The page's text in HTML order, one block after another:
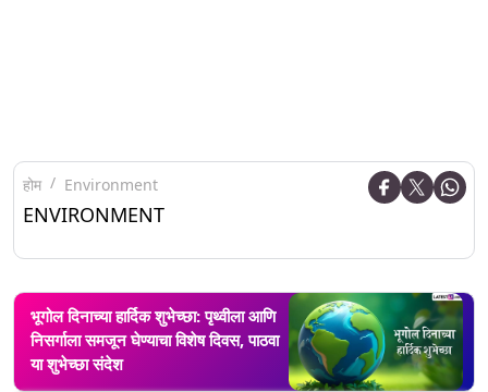
होम Environment
ENVIRONMENT
भूगोल दिनाच्या हार्दिक शुभेच्छा: पृथ्वीला आणि
निसर्गाला समजून घेण्याचा विशेष दिवस, पाठवा
या शुभेच्छा संदेश